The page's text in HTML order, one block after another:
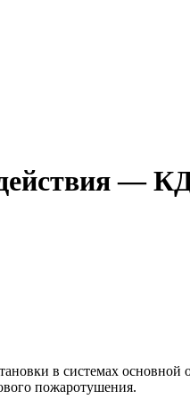
—
в системах
пожаротушения.